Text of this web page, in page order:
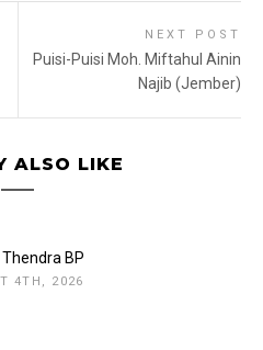
NEXT POST
Puisi-Puisi Moh. Miftahul Ainin
Najib (Jember)
ALSO LIKE
Thendra BP
4TH, 2026